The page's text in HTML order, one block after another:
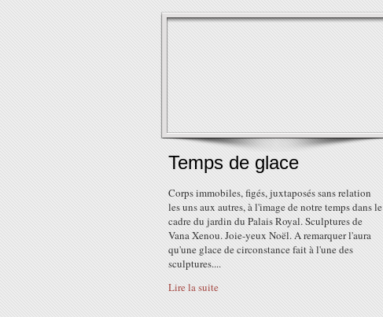
Temps de glace
Corps immobiles, figés, juxtaposés sans relation
les uns aux autres, à l'image de notre temps dans le
cadre du jardin du Palais Royal. Sculptures de
Vana Xenou. Joie-yeux Noël. A remarquer l'aura
qu'une glace de circonstance fait à l'une des
sculptures....
Lire la suite